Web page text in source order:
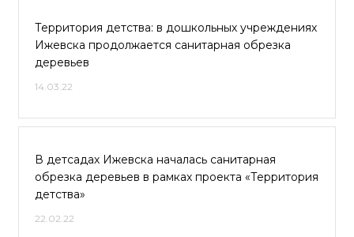
Территория детства: в дошкольных учреждениях
Ижевска продолжается санитарная обрезка
деревьев
14.03.22
В детсадах Ижевска началась санитарная
обрезка деревьев в рамках проекта «Территория
детства»
22.02.22